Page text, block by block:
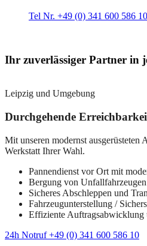
Tel Nr. +49 (0) 341 600 586 10
Ihr zuverlässiger Partner in
Leipzig und Umgebung
Durchgehende
Mit unseren modernst ausgerüsteten
Werkstatt Ihrer Wahl.
Pannendienst vor Ort mit
Bergung von Unfallfahrzeugen
Sicheres Abschleppen und
Fahrzeugunterstellung /
Effiziente Auftragsabwicklung
24h Notruf +49 (0) 341 600 586 10